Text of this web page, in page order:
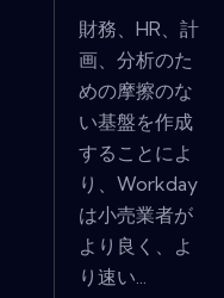
財務、HR、計
画、分析のた
めの摩擦のな
い基盤を作成
することによ
り、Workday
は小売業者が
より良く、よ
り速い...